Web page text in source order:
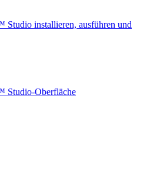
installieren, ausführen und
Oberfläche